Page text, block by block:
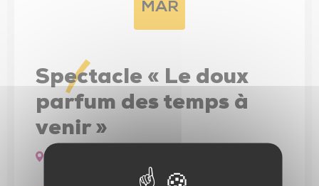
MAR
Spectacle « Le doux
parfum des temps à
venir »
ROCHETREJOUX